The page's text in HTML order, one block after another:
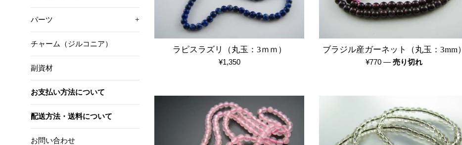
パーツ +
チャーム（ジルコニア）
副資材
お支払い方法について
配送方法・送料について
お問い合わせ
ラピスラズリ（丸玉：3ｍｍ）
通
格
¥1,350
ブラジル産ガーネット（丸玉：3mm）
通
格
¥770—売り切れ